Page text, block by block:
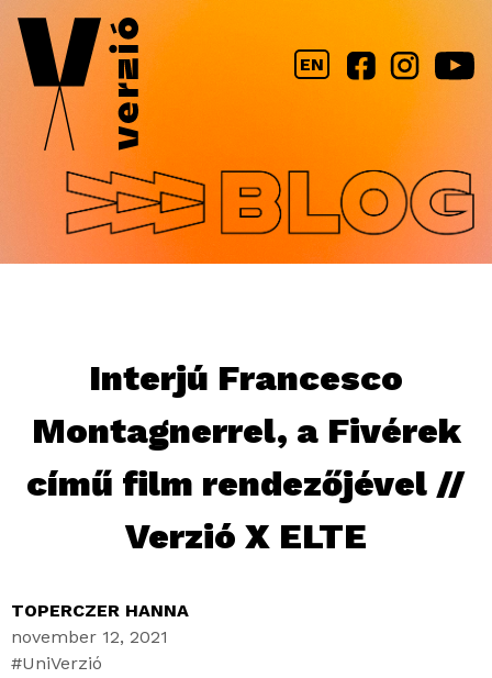
Jump to navigation
EN
Interjú Francesco
Montagnerrel, a Fivérek
című film rendezőjével //
Verzió X ELTE
TOPERCZER HANNA
november 12, 2021
UniVerzió